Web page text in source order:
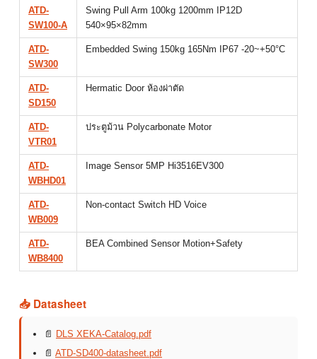
ATD-
SW100-A
Swing Pull Arm 100kg 1200mm IP12D
540×95×82mm
ATD-
SW300
Embedded Swing 150kg 165Nm IP67 -20~+50°C
ATD-
SD150
Hermatic Door ห้องผ่าตัด
ATD-
VTR01
ประตูม้วน Polycarbonate Motor
ATD-
WBHD01
Image Sensor 5MP Hi3516EV300
ATD-
WB009
Non-contact Switch HD Voice
ATD-
WB8400
BEA Combined Sensor Motion+Safety
📥 Datasheet
📄 DLS XEKA-Catalog.pdf
📄 ATD-SD400-datasheet.pdf